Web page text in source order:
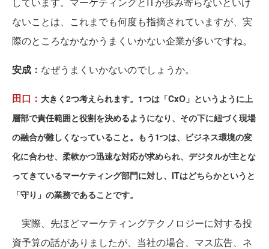
ないことは、これまでも何度も指摘されていますが、実
際のところなかなかうまくいかない企業が多いですね。
安成： なぜうまくいかないのでしょうか。
田口： 大きく2つ考えられます。1つは「CxO」というように上
層部で責任範囲と役割を決めるようになり、その下に紐づく現場
の融合が難しくなっていること。もう1つは、ビジネス環境の変
化に合わせ、柔軟かつ迅速な対応が求められ、デジタルが主とな
ってきているマーケティング部門に対し、ITはどちらかというと
「守り」の業務であることです。
実際、先ほどマーケティングテクノロジーに対する投
資予算の話がありましたが、当社の場合、マス広告、ネ